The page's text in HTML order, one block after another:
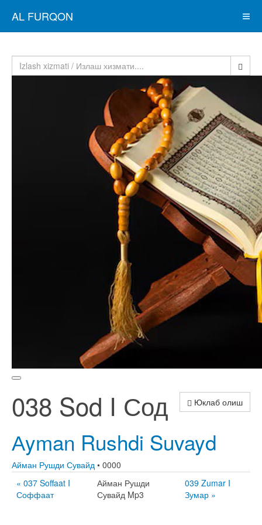
AL FURQON
Юклаб олиш
038 Sod I Сод
Аyman Rushdi Suvayd
Айман Рушди Сувайд • 0000
« 037 Soffaat I
Соффаат
Айман Рушди
Сувайд Mp3
039 Zumar I
Зумар »